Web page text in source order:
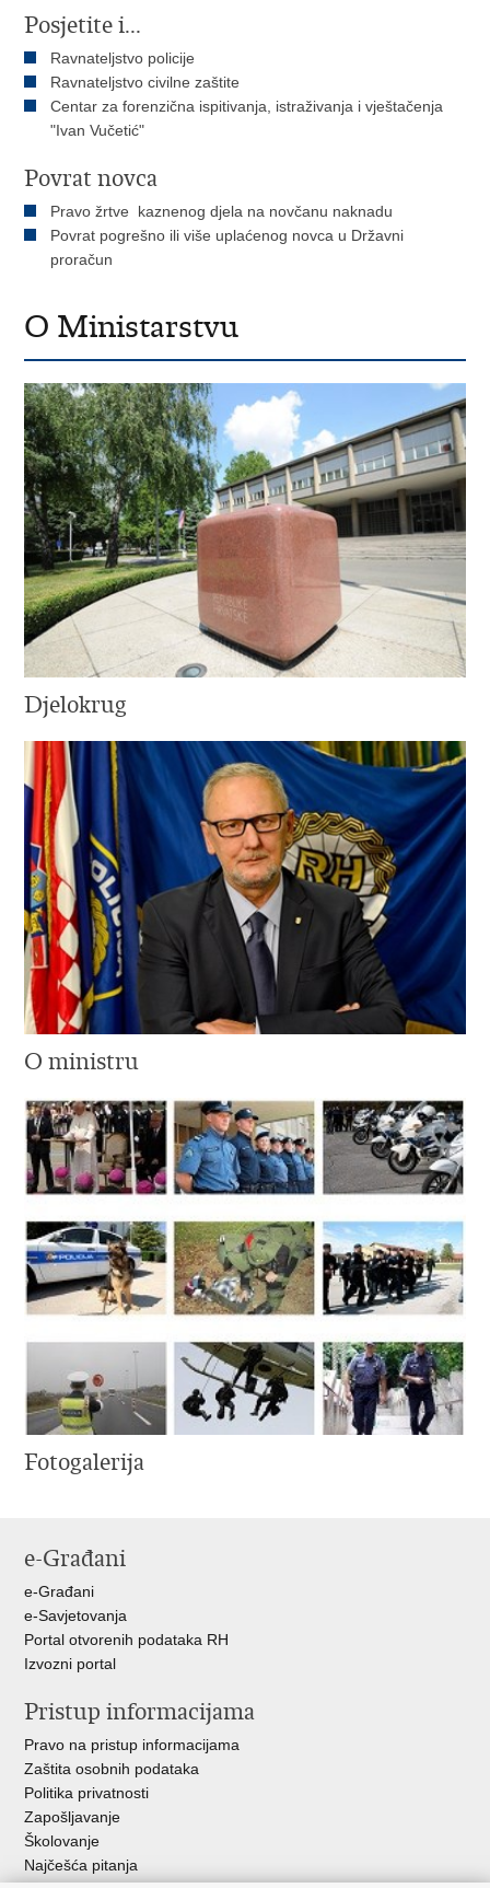
Posjetite i...
Ravnateljstvo policije
Ravnateljstvo civilne zaštite
Centar za forenzična ispitivanja, istraživanja i vještačenja
"Ivan Vučetić"
Povrat novca
Pravo žrtve kaznenog djela na novčanu naknadu
Povrat pogrešno ili više uplaćenog novca u Državni
proračun
O Ministarstvu
Djelokrug
O ministru
Fotogalerija
e-Građani
e-Građani
e-Savjetovanja
Portal otvorenih podataka RH
Izvozni portal
Pristup informacijama
Pravo na pristup informacijama
Zaštita osobnih podataka
Politika privatnosti
Zapošljavanje
Školovanje
Najčešća pitanja